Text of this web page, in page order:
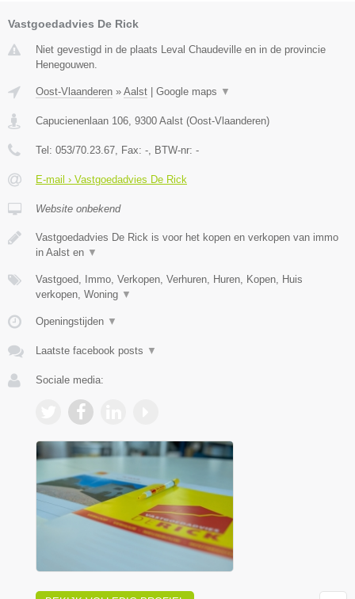
Vastgoedadvies De Rick
Niet gevestigd in de plaats Leval Chaudeville en in de provincie
Henegouwen.
Oost-Vlaanderen » Aalst Google maps ▼
Capucienenlaan 106 9300 Aalst (Oost-Vlaanderen)
Tel: 053/70.23.67 , Fax: - , BTW-nr: -
E-mail › Vastgoedadvies De Rick
Website onbekend
Vastgoedadvies De Rick is voor het kopen en verkopen van immo
in Aalst en ▼
Vastgoed, Immo, Verkopen, Verhuren, Huren, Kopen, Huis
verkopen, Woning ▼
Openingstijden ▼
Laatste facebook posts ▼
Sociale media: